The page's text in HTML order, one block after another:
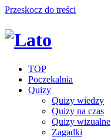
Przeskocz do treści
TOP
Poczekalnia
Quizy
Quizy wiedzy
Quizy na czas
Quizy wizualne
Zagadki